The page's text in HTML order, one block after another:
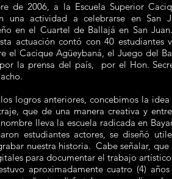
de 2006, a la Escuela Superior
una actividad a celebrarse en
en el Cuartel de Ballajá en San
actuación contó con 40 estudiantes
el Cacique Agüeybaná, el Juego del
la prensa del país, por el Hon.
logros anteriores, concebimos la
que de una manera creativa y
lleva la escuela radicada en
estudiantes actores, se diseñó
nuestra historia. Cabe señalar,
para documentar el trabajo
aproximadamente cuatro (4)